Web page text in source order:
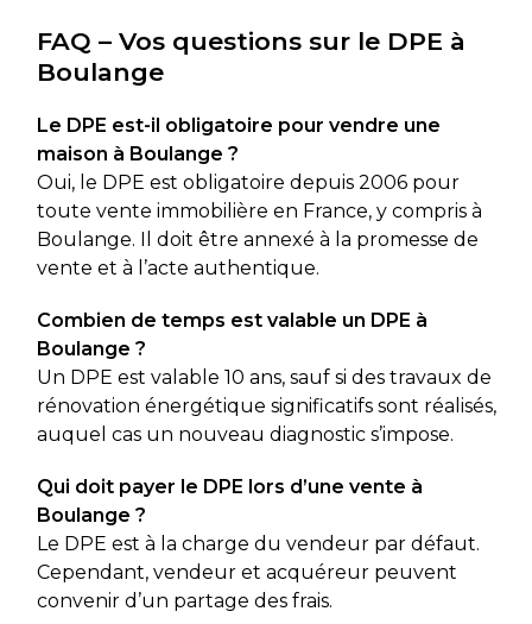
FAQ – Vos questions sur le DPE à
Boulange
Le DPE est-il obligatoire pour vendre une
maison à Boulange ?
Oui, le DPE est obligatoire depuis 2006 pour
toute vente immobilière en France, y compris à
Boulange. Il doit être annexé à la promesse de
vente et à l’acte authentique.
Combien de temps est valable un DPE à
Boulange ?
Un DPE est valable 10 ans, sauf si des travaux de
rénovation énergétique significatifs sont réalisés,
auquel cas un nouveau diagnostic s’impose.
Qui doit payer le DPE lors d’une vente à
Boulange ?
Le DPE est à la charge du vendeur par défaut.
Cependant, vendeur et acquéreur peuvent
convenir d’un partage des frais.